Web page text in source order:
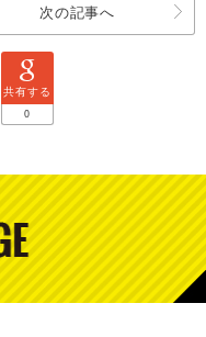
次の記事へ
共有する
0